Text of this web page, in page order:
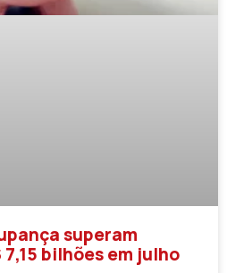
superam
bilhões em julho